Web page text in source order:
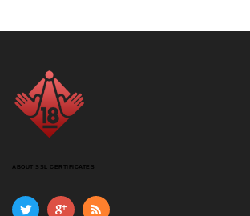
ABOUT SSL CERTIFICATES